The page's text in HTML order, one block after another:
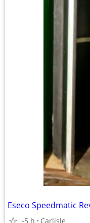
Eseco Speedmatic
-5 h Carlisle